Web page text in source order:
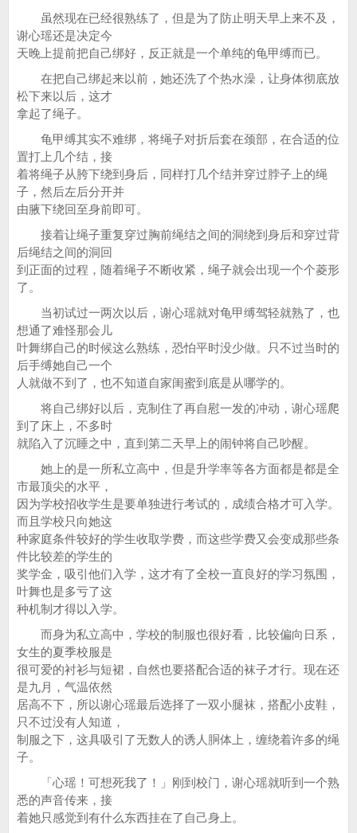
虽然现在已经很熟练了，但是为了防止明天早上来不及，
谢心瑶还是决定今
天晚上提前把自己绑好，反正就是一个单纯的龟甲缚而已。
在把自己绑起来以前，她还洗了个热水澡，让身体彻底放
松下来以后，这才
拿起了绳子。
龟甲缚其实不难绑，将绳子对折后套在颈部，在合适的位
置打上几个结，接
着将绳子从胯下绕到身后，同样打几个结并穿过脖子上的绳
子，然后左后分开并
由腋下绕回至身前即可。
接着让绳子重复穿过胸前绳结之间的洞绕到身后和穿过背
后绳结之间的洞回
到正面的过程，随着绳子不断收紧，绳子就会出现一个个菱形
了。
当初试过一两次以后，谢心瑶就对龟甲缚驾轻就熟了，也
想通了难怪那会儿
叶舞绑自己的时候这么熟练，恐怕平时没少做。只不过当时的
后手缚她自己一个
人就做不到了，也不知道自家闺蜜到底是从哪学的。
将自己绑好以后，克制住了再自慰一发的冲动，谢心瑶爬
到了床上，不多时
就陷入了沉睡之中，直到第二天早上的闹钟将自己吵醒。
她上的是一所私立高中，但是升学率等各方面都是都是全
市最顶尖的水平，
因为学校招收学生是要单独进行考试的，成绩合格才可入学。
而且学校只向她这
种家庭条件较好的学生收取学费，而这些学费又会变成那些条
件比较差的学生的
奖学金，吸引他们入学，这才有了全校一直良好的学习氛围，
叶舞也是多亏了这
种机制才得以入学。
而身为私立高中，学校的制服也很好看，比较偏向日系，
女生的夏季校服是
很可爱的衬衫与短裙，自然也要搭配合适的袜子才行。现在还
是九月，气温依然
居高不下，所以谢心瑶最后选择了一双小腿袜，搭配小皮鞋，
只不过没有人知道，
制服之下，这具吸引了无数人的诱人胴体上，缠绕着许多的绳
子。
「心瑶！可想死我了！」刚到校门，谢心瑶就听到一个熟
悉的声音传来，接
着她只感觉到有什么东西挂在了自己身上。